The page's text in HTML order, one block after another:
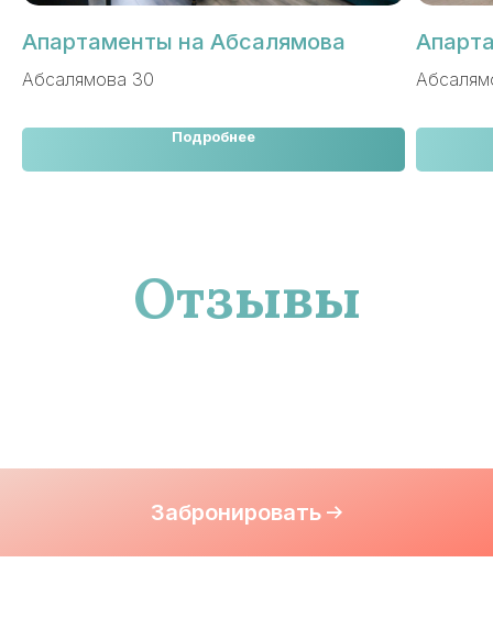
Апартаменты на Абсалямова
Абсалямова 30
Подробнее
Отзывы
Забронировать